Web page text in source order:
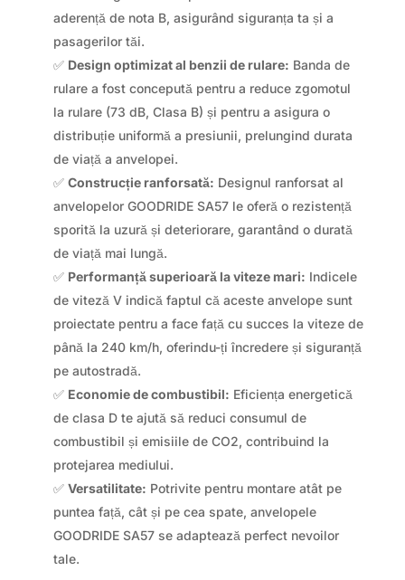
aderență de nota B, asigurând siguranța ta și a
pasagerilor tăi.
✅ Design optimizat al benzii de rulare: Banda de
rulare a fost concepută pentru a reduce zgomotul
la rulare (73 dB, Clasa B) și pentru a asigura o
distribuție uniformă a presiunii, prelungind durata
de viață a anvelopei.
✅ Construcție ranforsată: Designul ranforsat al
anvelopelor GOODRIDE SA57 le oferă o rezistență
sporită la uzură și deteriorare, garantând o durată
de viață mai lungă.
✅ Performanță superioară la viteze mari: Indicele
de viteză V indică faptul că aceste anvelope sunt
proiectate pentru a face față cu succes la viteze de
până la 240 km/h, oferindu-ți încredere și siguranță
pe autostradă.
✅ Economie de combustibil: Eficiența energetică
de clasa D te ajută să reduci consumul de
combustibil și emisiile de CO2, contribuind la
protejarea mediului.
✅ Versatilitate: Potrivite pentru montare atât pe
puntea față, cât și pe cea spate, anvelopele
GOODRIDE SA57 se adaptează perfect nevoilor
tale.